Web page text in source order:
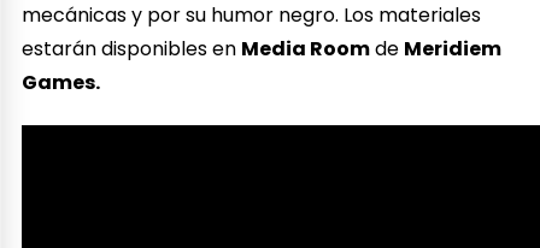
mecánicas y por su humor negro. Los materiales
estarán disponibles en Media Roomde Meridiem
Games.